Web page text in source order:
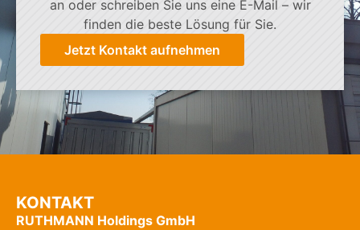
an oder schreiben Sie uns eine E-Mail – wir
finden die beste Lösung für Sie.
Jetzt Kontakt aufnehmen
KONTAKT
RUTHMANN Holdings GmbH